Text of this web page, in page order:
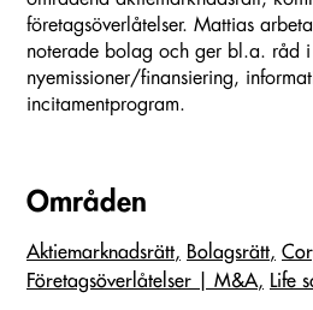
företagsöverlåtelser. Mattias
noterade bolag och ger bl.a. råd i
nyemissioner/finansiering,
incitamentprogram.
Områden
Aktiemarknadsrätt Bolagsrätt
Företags­överlåtelser | M&A
Life